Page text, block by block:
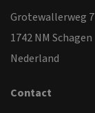
Grotewallerweg 7
1742 NM Schagen
Nederland
Contact